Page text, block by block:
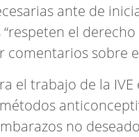
ante de
el
sobre
el trabajo de la
no